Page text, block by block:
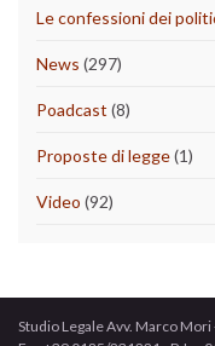
Le confessioni dei
News (297)
Poadcast (8)
Proposte di legge(1)
Video (92)
Studio Legale Avv. Marco Mori